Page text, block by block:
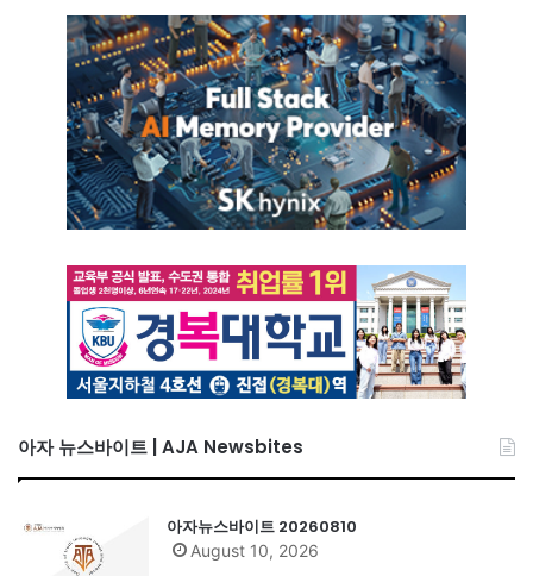
아자 뉴스바이트 | AJA Newsbites
아자뉴스바이트 20260810
August 10, 2026